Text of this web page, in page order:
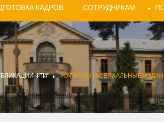
КАДРОВ СОТРУДНИКАМ
ФТИ" ЖУРНАЛЫ И СЕРИАЛЬНЫЕ